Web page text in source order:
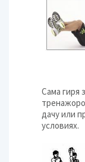
Сама гиря
дачу или
условиях.